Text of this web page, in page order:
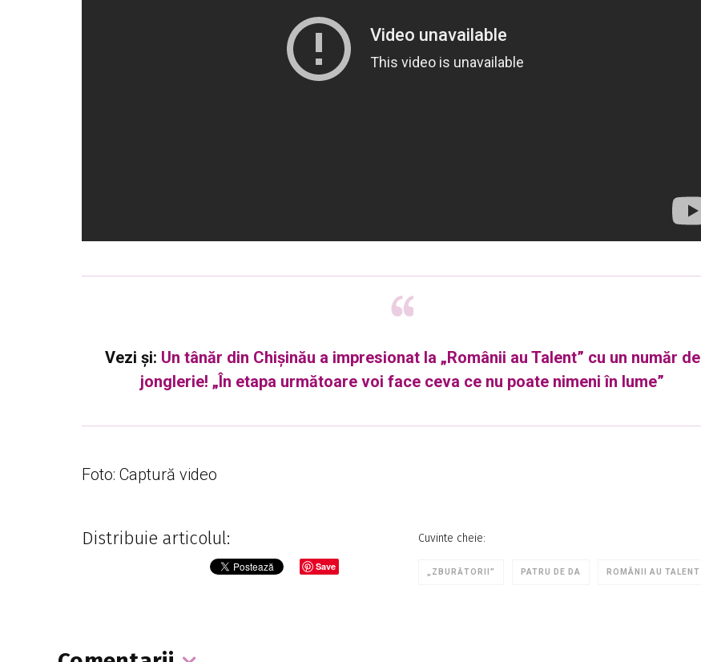
Vezi și: Un tânăr din Chișinău a impresionat la „Românii au Talent” cu un număr de
jonglerie! „În etapa următoare voi face ceva ce nu poate nimeni în lume”
Foto: Captură video
Distribuie articolul:
Save
Cuvinte cheie:
„ZBURĂTORII” PATRU DE DA ROMÂNII AU TALENT